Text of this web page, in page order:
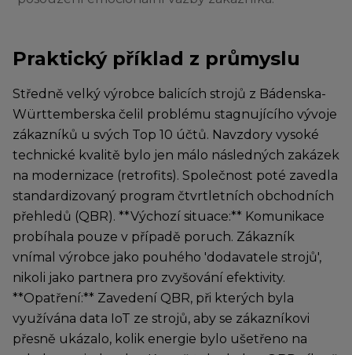
Praktický příklad z průmyslu
Středně velký výrobce balicích strojů z Bádenska-
Württemberska čelil problému stagnujícího vývoje
zákazníků u svých Top 10 účtů. Navzdory vysoké
technické kvalitě bylo jen málo následných zakázek
na modernizace (retrofits). Společnost poté zavedla
standardizovaný program čtvrtletních obchodních
přehledů (QBR). **Výchozí situace:** Komunikace
probíhala pouze v případě poruch. Zákazník
vnímal výrobce jako pouhého 'dodavatele strojů',
nikoli jako partnera pro zvyšování efektivity.
**Opatření:** Zavedení QBR, při kterých byla
využívána data IoT ze strojů, aby se zákazníkovi
přesně ukázalo, kolik energie bylo ušetřeno na